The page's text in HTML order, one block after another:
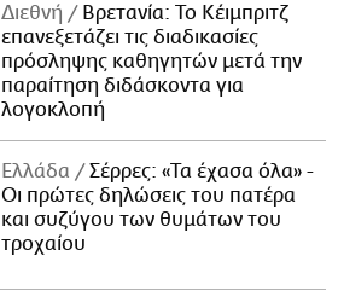
Διεθνή
Βρετανία: Το Κέιμπριτζ
επανεξετάζει τις διαδικασίες
πρόσληψης καθηγητών μετά την
παραίτηση διδάσκοντα για
λογοκλοπή
Ελλάδα
Σέρρες: «Τα έχασα όλα» -
Οι πρώτες δηλώσεις του πατέρα
και συζύγου των θυμάτων του
τροχαίου